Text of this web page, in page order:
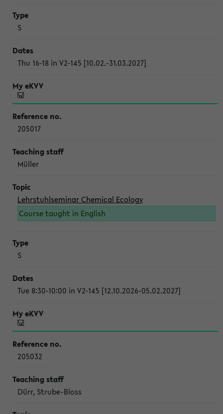
S
Thu 16-18 in V2-145 [10.02.-31.03.2027]
205017
Müller
Lehrstuhlseminar Chemical Ecology
Course taught in English
S
Tue 8:30-10:00 in V2-145 [12.10.2026-05.02.2027]
205032
Dürr, Strube-Bloss